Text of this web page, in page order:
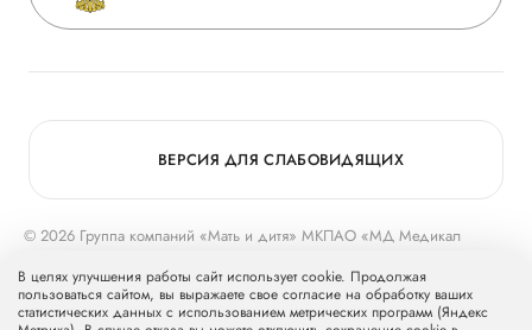
Вакансии
Медицинский туризм
Статьи
© 2026 Группа компаний «Мать и дитя» МКПАО «МД Медикал
Группу компаний «Мать и дитя».
ВЕРСИЯ ДЛЯ СЛАБОВИДЯЩИХ
В целях улучшения работы сайт использует cookie. Продолжая
пользоваться сайтом, вы выражаете свое согласие на обработку ваших
статистических данных с использованием метрических программ (Яндекс